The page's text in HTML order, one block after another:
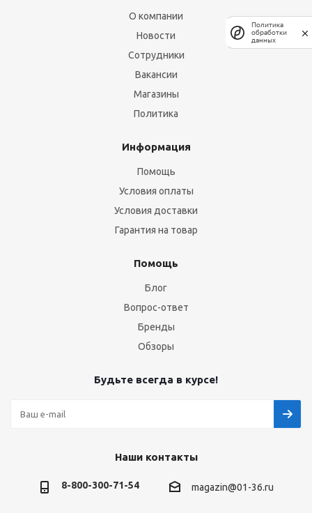
О компании
Новости
Сотрудники
Вакансии
Магазины
Политика
Информация
Помощь
Условия оплаты
Условия доставки
Гарантия на товар
Помощь
Блог
Вопрос-ответ
Бренды
Обзоры
Будьте всегда в курсе!
Наши контакты
8-800-300-71-54 magazin@01-36.ru
Политика
обработки
данных